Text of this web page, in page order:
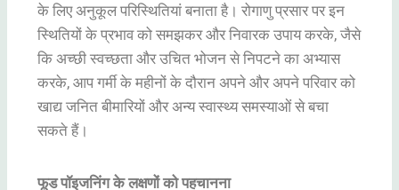
के लिए अनुकूल परिस्थितियां बनाता है। रोगाणु प्रसार पर इन
स्थितियों के प्रभाव को समझकर और निवारक उपाय करके, जैसे
कि अच्छी स्वच्छता और उचित भोजन से निपटने का अभ्यास
करके, आप गर्मी के महीनों के दौरान अपने और अपने परिवार को
खाद्य जनित बीमारियों और अन्य स्वास्थ्य समस्याओं से बचा
सकते हैं।
फूड पॉइजनिंग के लक्षणों को पहचानना